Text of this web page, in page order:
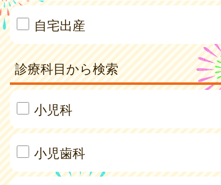
自宅出産
診療科目から検索
小児科
小児歯科